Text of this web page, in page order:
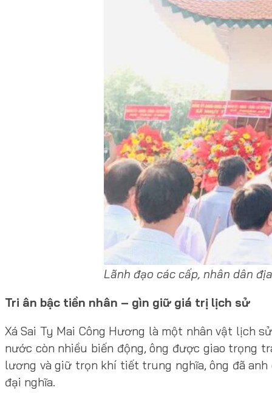
Lãnh đạo các cấp, nhân dân
Tri ân bậc tiền nhân – gìn giữ giá trị lịch sử
Xá Sai Ty Mai Công Hương là một nhân vật lịch
nước còn nhiều biến động, ông được giao trọng
lương và giữ trọn khí tiết trung nghĩa, ông đã
đại nghĩa.